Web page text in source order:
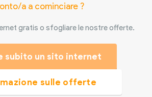
a a cominciare ?
gratis o sfogliare le nostre offerte.
subito un sito internet
sulle offerte